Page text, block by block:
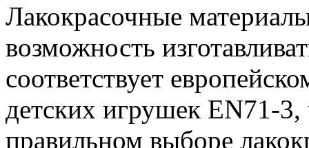
Лакокрасочные
возможность
соответствует
детских игрушек EN71-3,
правильном выборе